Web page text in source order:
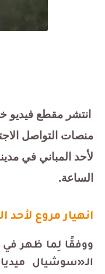
انتشر مقطع فيديو
منصات التواصل
لأحد المباني في
الساعة.
انهيار مروع لأحد
ووفقًا لِما ظهر في
الـ«سوشيال